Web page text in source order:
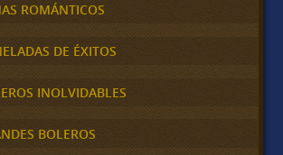
ROMÁNTICOS
DE ÉXITOS
INOLVIDABLES
BOLEROS